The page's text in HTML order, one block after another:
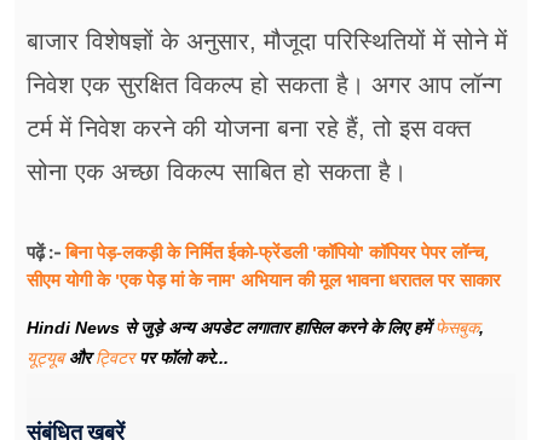
बाजार विशेषज्ञों के अनुसार, मौजूदा परिस्थितियों में सोने में
निवेश एक सुरक्षित विकल्प हो सकता है। अगर आप लॉन्ग
टर्म में निवेश करने की योजना बना रहे हैं, तो इस वक्त
सोना एक अच्छा विकल्प साबित हो सकता है।
पढ़ें :-बिना पेड़-लकड़ी के निर्मित ईको-फ्रेंडली 'कॉपियो' कॉपियर पेपर लॉन्च,
सीएम योगी के 'एक पेड़ मां के नाम' अभियान की मूल भावना धरातल पर साकार
Hindi News से जुड़े अन्य अपडेट लगातार हासिल करने के लिए हमेंफेसबुक,
यूट्यूबऔरट्विटरपर फॉलो करे...
संबंधित खबरें